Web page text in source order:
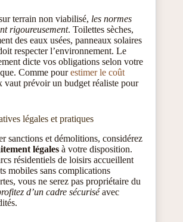
terrain non viabilisé, les normes
rigoureusement. Toilettes sèches,
des eaux usées, panneaux solaires
respecter l’environnement. Le
dicte vos obligations selon votre
Comme pourestimer le coût
vaut prévoir un budget réaliste pour
légales et pratiques
sanctions et démolitions, considérez
légales à votre disposition.
résidentiels de loisirs accueillent
mobiles sans complications
vous ne serez pas propriétaire du
d’un cadre sécuriséavec